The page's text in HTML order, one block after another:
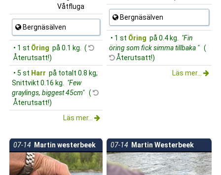
Våtfluga
Bergnäsälven
• 1 st Öring på 0.1 kg. (
Återutsatt!)
• 5 st Harr på totalt 0.8 kg,
Snittvikt 0.16 kg.
"Few
graylings, biggest 45cm" (
Återutsatt!)
Läs mer...
Bergnäsälven
• 1 st Öring på 0.4 kg.
"Fin
öring som fick simma tillbaka " (
Återutsatt!)
Läs mer...
07-14 Martin westerbeek 07-14 Martin Westerbeek